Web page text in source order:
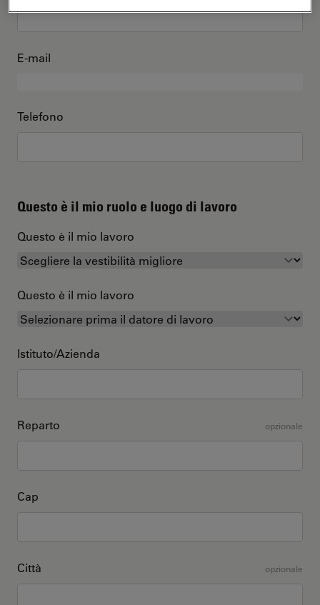
E-mail
Telefono
Questo è il mio ruolo e luogo di lavoro
Questo è il mio lavoro
Questo è il mio lavoro
Istituto/Azienda
Reparto opzionale
Cap
Città opzionale